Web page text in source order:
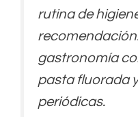
rutina de
gastronomía
pasta fluorada
periódicas.